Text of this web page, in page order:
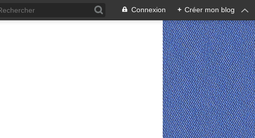
Connexion + Créer mon blog